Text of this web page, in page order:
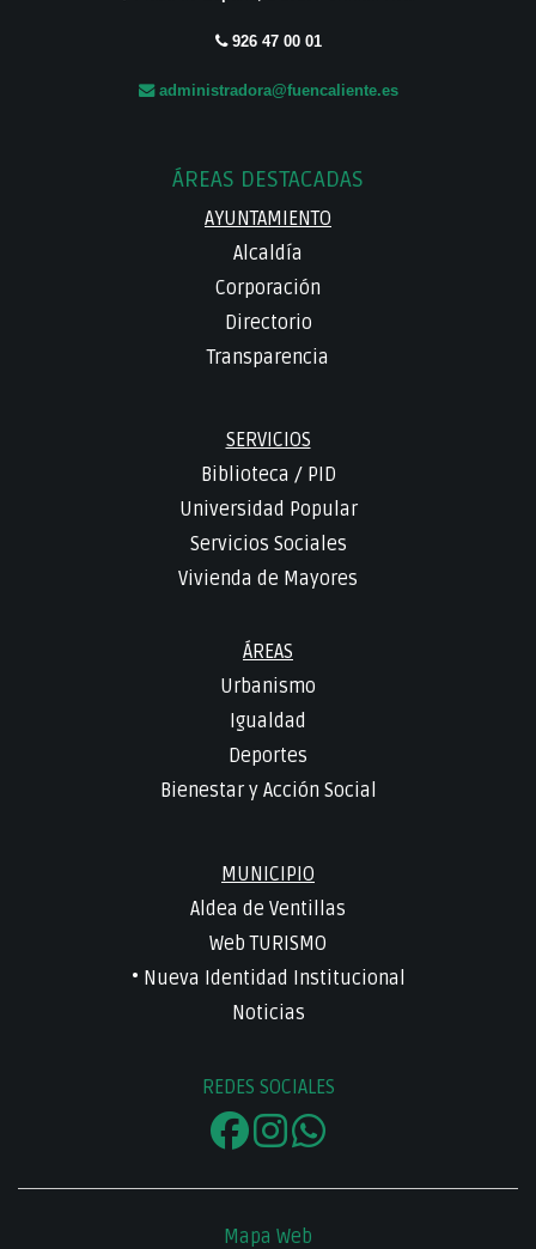
926 47 00 01
administradora@fuencaliente.es
ÁREAS DESTACADAS
AYUNTAMIENTO
Alcaldía
Corporación
Directorio
Transparencia
SERVICIOS
Biblioteca / PID
Universidad Popular
Servicios Sociales
Vivienda de Mayores
ÁREAS
Urbanismo
Igualdad
Deportes
Bienestar y Acción Social
MUNICIPIO
Aldea de Ventillas
Web TURISMO
• Nueva Identidad Institucional
Noticias
REDES SOCIALES
Mapa Web